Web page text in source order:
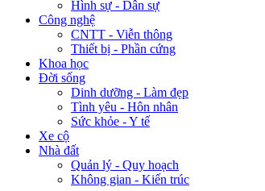
Hình sự - Dân sự
Công nghệ
CNTT - Viễn thông
Thiết bị - Phần cứng
Khoa học
Đời sống
Dinh dưỡng - Làm đẹp
Tình yêu - Hôn nhân
Sức khỏe - Y tế
Xe cộ
Nhà đất
Quản lý - Quy hoạch
Không gian - Kiến trúc